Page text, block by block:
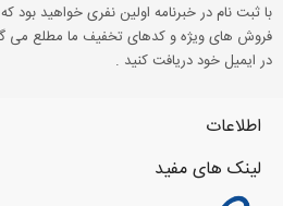
با ثبت نام در خبرنامه اولین نفری خواهید بود
فروش های ویژه و کدهای تخفیف ما مطلع می
در ایمیل خود دریافت کنید .
اطلاعات
لینک های مفید